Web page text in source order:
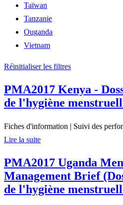
Taïwan
Tanzanie
Ouganda
Vietnam
Réinitialiser les filtres
PMA2017 Kenya -
de l'hygiène
Fiches d'information | Suivi des
Lire la suite
PMA2017 Uganda
Management Brief
de l'hygiène